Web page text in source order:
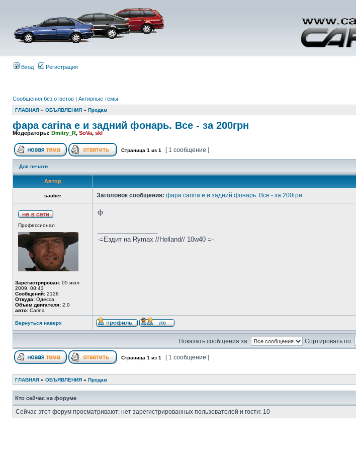
Вход Регистрация
Сообщения без ответов | Активные темы
ГЛАВНАЯ » ОБЪЯВЛЕНИЯ » Продам
фара carina e и задний фонарь. Все - за 200грн
Модераторы: Dmitry_R, SoVa, skl
Страница 1 из 1 [ 1 сообщение ]
Для печати
Автор
sauber Заголовок сообщения: фара carina e и задний фонарь. Все - за 200грн
Профессионал
Зарегистрирован: 05 июл
2009, 08:43
Сообщений: 2126
Откуда: Одесса
Объем двигателя: 2.0
авто: Carina
ф
-=Ездит на Rymax //Holland// 10w40 =-
Вернуться наверх
Показать сообщения за: Сортировать по:
Страница 1 из 1 [ 1 сообщение ]
ГЛАВНАЯ » ОБЪЯВЛЕНИЯ » Продам
Кто сейчас на форуме
Сейчас этот форум просматривают: нет зарегистрированных пользователей и гости: 10